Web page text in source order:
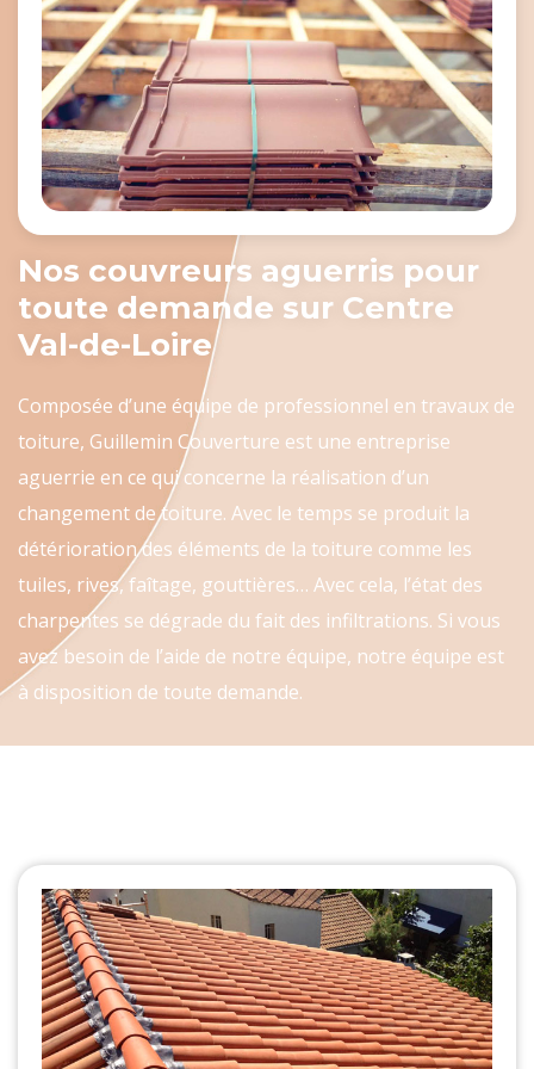
Nos couvreurs aguerris pour
toute demande sur Centre
Val-de-Loire
Composée d’une équipe de professionnel en travaux de
toiture, Guillemin Couverture est une entreprise
aguerrie en ce qui concerne la réalisation d’un
changement de toiture. Avec le temps se produit la
détérioration des éléments de la toiture comme les
tuiles, rives, faîtage, gouttières… Avec cela, l’état des
charpentes se dégrade du fait des infiltrations. Si vous
avez besoin de l’aide de notre équipe, notre équipe est
à disposition de toute demande.